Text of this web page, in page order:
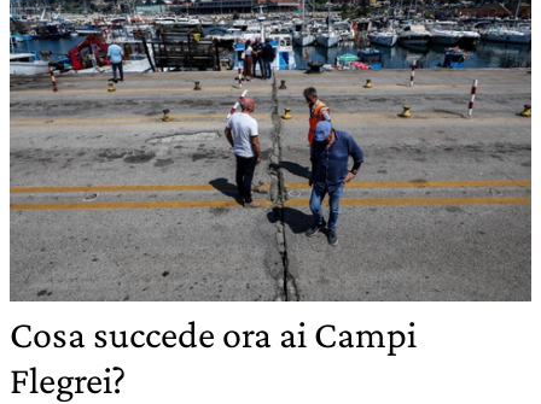
Cosa succede ora ai Campi
Flegrei?